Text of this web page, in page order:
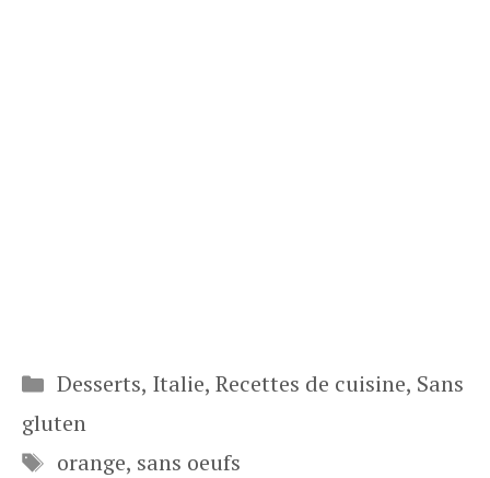
Catégories
Desserts, Italie, Recettes de cuisine, Sans
gluten
Étiquettes
orange, sans oeufs